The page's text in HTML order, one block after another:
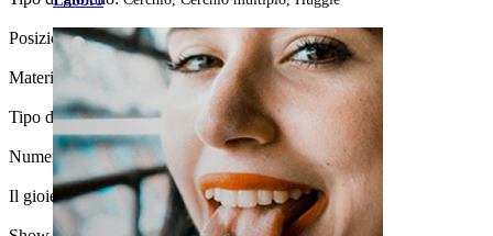
Posizione:Tragus, Septum, Sopracciglio, Conch
Materiale: Acciaio chirurgico
Tipo di rivestimento:Rivestimento in PVD
Numero di pezzi:
Il gioiello ha un rivestimento?: Sì, completamente